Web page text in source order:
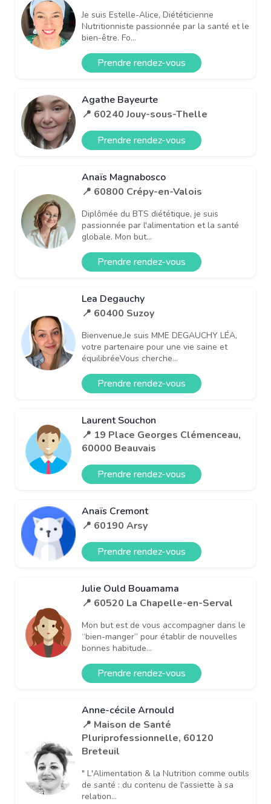
Je suis Estelle-Alice, Diététicienne
Nutritionniste passionnée par la santé et le
bien-être. Fo...
Prendre rendez-vous
Agathe Bayeurte
📍 60240 Jouy-sous-Thelle
Prendre rendez-vous
Anaïs Magnabosco
📍 60800 Crépy-en-Valois
Diplômée du BTS diététique, je suis
passionnée par l'alimentation et la santé
globale. Mon but...
Prendre rendez-vous
Lea Degauchy
📍 60400 Suzoy
Bienvenue,Je suis MME DEGAUCHY LÉA,
votre partenaire pour une vie saine et
équilibréeVous cherche...
Prendre rendez-vous
Laurent Souchon
📍 19 Place Georges Clémenceau,
60000 Beauvais
Prendre rendez-vous
Anaïs Cremont
📍 60190 Arsy
Prendre rendez-vous
Julie Ould Bouamama
📍 60520 La Chapelle-en-Serval
Mon but est de vous accompagner dans le
“bien-manger” pour établir de nouvelles
bonnes habitude...
Prendre rendez-vous
Anne-cécile Arnould
📍 Maison de Santé
Pluriprofessionnelle, 60120
Breteuil
" L'Alimentation & la Nutrition comme outils
de santé : du contenu de l'assiette à sa
relation...